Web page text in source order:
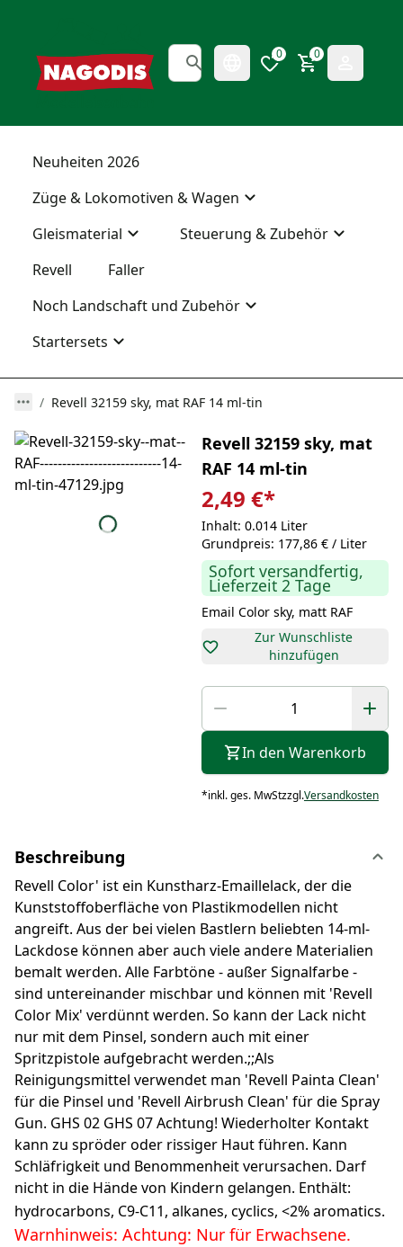
0 0
Neuheiten 2026
Züge & Lokomotiven & Wagen
Gleismaterial
Steuerung & Zubehör
Revell
Faller
Noch Landschaft und Zubehör
Startersets
Revell 32159 sky, mat RAF 14 ml-tin
Revell 32159 sky, mat
RAF 14 ml-tin
2,49 €*
Inhalt: 0.014 Liter
Grundpreis: 177,86 € / Liter
Sofort versandfertig,
Lieferzeit 2 Tage
Email Color sky, matt RAF
Zur Wunschliste
hinzufügen
In den Warenkorb
*inkl. ges. MwStzzgl.Versandkosten
Beschreibung
Revell Color' ist ein Kunstharz-Emaillelack, der die
Kunststoffoberfläche von Plastikmodellen nicht
angreift. Aus der bei vielen Bastlern beliebten 14-ml-
Lackdose können aber auch viele andere Materialien
bemalt werden. Alle Farbtöne - außer Signalfarbe -
sind untereinander mischbar und können mit 'Revell
Color Mix' verdünnt werden. So kann der Lack nicht
nur mit dem Pinsel, sondern auch mit einer
Spritzpistole aufgebracht werden.;;Als
Reinigungsmittel verwendet man 'Revell Painta Clean'
für die Pinsel und 'Revell Airbrush Clean' für die Spray
Gun. GHS 02 GHS 07 Achtung! Wiederholter Kontakt
kann zu spröder oder rissiger Haut führen. Kann
Schläfrigkeit und Benommenheit verursachen. Darf
nicht in die Hände von Kindern gelangen. Enthält:
hydrocarbons, C9-C11, alkanes, cyclics, <2% aromatics.
Warnhinweis: Achtung: Nur für Erwachsene.